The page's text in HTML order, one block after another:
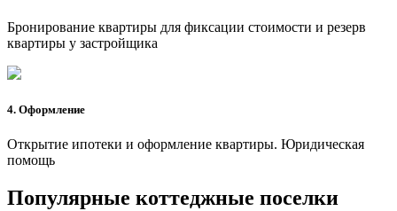
Бронирование квартиры для фиксации стоимости и резерв
квартиры у застройщика
4. Оформление
Открытие ипотеки и оформление квартиры. Юридическая
помощь
Популярные коттеджные поселки